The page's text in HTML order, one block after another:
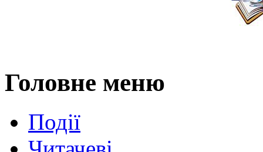
Головне меню
Події